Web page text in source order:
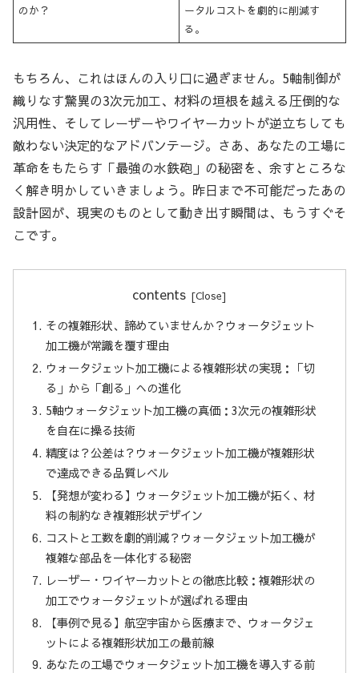
のか？
ータルコストを劇的に削減す
る。
もちろん、これはほんの入り口に過ぎません。5軸制御が
織りなす驚異の3次元加工、材料の垣根を越える圧倒的な
汎用性、そしてレーザーやワイヤーカットが逆立ちしても
敵わない決定的なアドバンテージ。さあ、あなたの工場に
革命をもたらす「最強の水鉄砲」の秘密を、余すところな
く解き明かしていきましょう。昨日まで不可能だったあの
設計図が、現実のものとして動き出す瞬間は、もうすぐそ
こです。
contents
その複雑形状、諦めていませんか？ウォータジェット
加工機が常識を覆す理由
ウォータジェット加工機による複雑形状の実現：「切
る」から「創る」への進化
5軸ウォータジェット加工機の真価：3次元の複雑形状
を自在に操る技術
精度は？公差は？ウォータジェット加工機が複雑形状
で達成できる品質レベル
【発想が変わる】ウォータジェット加工機が拓く、材
料の制約なき複雑形状デザイン
コストと工数を劇的削減？ウォータジェット加工機が
複雑な部品を一体化する秘密
レーザー・ワイヤーカットとの徹底比較：複雑形状の
加工でウォータジェットが選ばれる理由
【事例で見る】航空宇宙から医療まで、ウォータジェ
ットによる複雑形状加工の最前線
あなたの工場でウォータジェット加工機を導入する前